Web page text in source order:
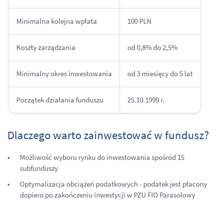
Minimalna kolejna wpłata 100 PLN
Koszty zarządzania od 0,8% do 2,5%
Minimalny okres inwestowania od 3 miesięcy do 5 lat
Początek działania funduszu 25.10.1999 r.
Dlaczego warto zainwestować w fundusz?
Możliwość wyboru rynku do inwestowania spośród 15
subfunduszy
Optymalizacja obciążeń podatkowych - podatek jest płacony
dopiero po zakończeniu inwestycji w PZU FIO Parasolowy